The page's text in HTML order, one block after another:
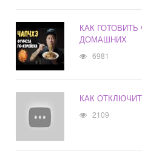
КАК
ДОМАШНИХ
6981
КАК
2109